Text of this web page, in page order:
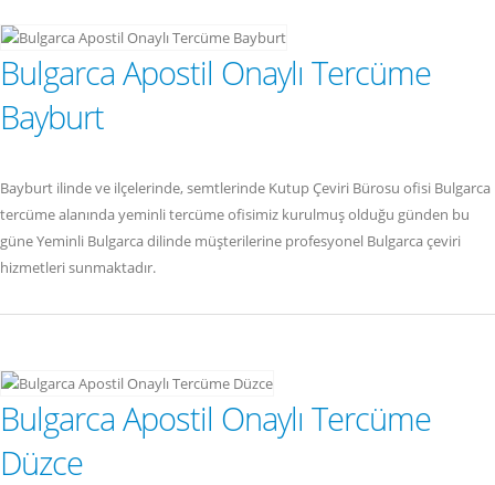
Bulgarca Apostil Onaylı Tercüme
Bayburt
Bayburt ilinde ve ilçelerinde, semtlerinde Kutup Çeviri Bürosu ofisi Bulgarca
tercüme alanında yeminli tercüme ofisimiz kurulmuş olduğu günden bu
güne Yeminli Bulgarca dilinde müşterilerine profesyonel Bulgarca çeviri
hizmetleri sunmaktadır.
Bulgarca Apostil Onaylı Tercüme
Düzce